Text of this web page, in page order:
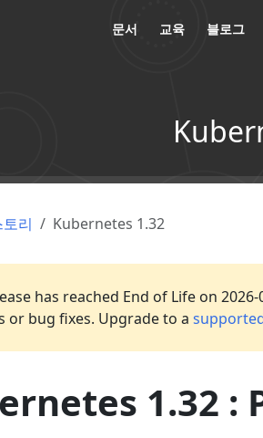
문서 교육 블로그
리 Kubernetes 1.32
has reached End of Life on
or bug fixes. Upgrade to a
1.32 :